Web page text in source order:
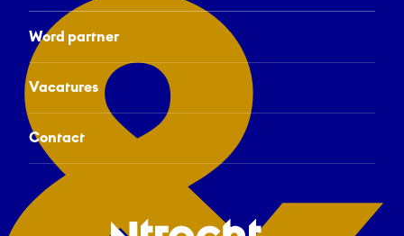
Word partner
Vacatures
Contact